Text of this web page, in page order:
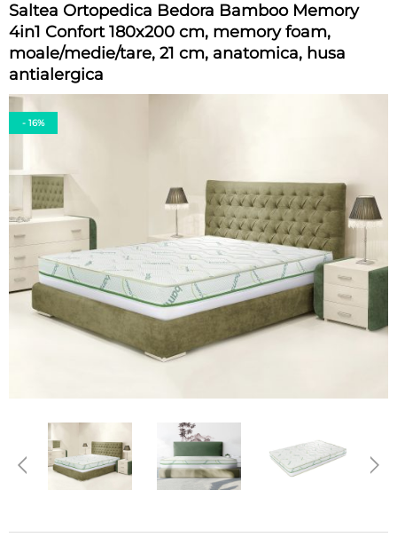
Saltea Ortopedica Bedora Bamboo Memory
4in1 Confort 180x200 cm, memory foam,
moale/medie/tare, 21 cm, anatomica, husa
antialergica
- 16%